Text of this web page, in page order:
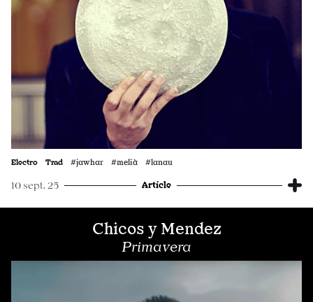
Electro Trad #jawhar #melià #lanau
10 sept. 25 Article
Chicos y Mendez
Primavera